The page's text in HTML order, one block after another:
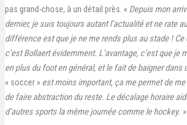
pas grand-chose, à un détail près. « Depuis mon
dernier, je suis toujours autant l’actualité et ne rate
différence est que je ne me rends plus au stade !Ce
c’est Bollaert évidemment. L’avantage, c’est que je
en plus du foot en général, et le fait de baigner dans
« soccer »est moins important, ça me permet de
de faire abstraction du reste. Le décalage horaire
d’autres sports la même journée comme le hockey. »